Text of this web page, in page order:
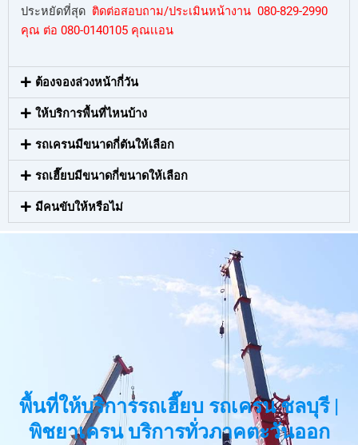
ประหยัดที่สุด ติดต่อสอบถาม/ประเมินหน้างาน 080-829-2990
คุณ ต่อ 080-0140105 คุณเเอน
ต้องจองล่วงหน้ากี่วัน
ให้บริการพื้นที่ไหนบ้าง
รถเครนมีขนาดกี่ตันให้เลือก
รถเฮี๊ยบมีขนาดกี่ขนาดให้เลือก
มีคนขับให้หรือไม่
พื้นที่ให้บริการรถเฮี๊ยบ รถเครน ชลบุรี |
พิชยาเครน บริการทั่วภาคตะวันออก